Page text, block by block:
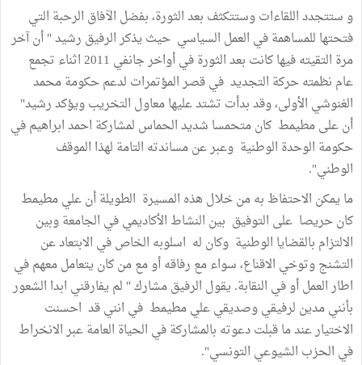
و ستتجدد اللقاءات وستتكثف بعد الثورة، بفضل الآفاق الرحبة التي
فتحتها للمساهمة في العمل السياسي حيث يذكر الرفيق رشيد " أن آخر
مرة التقيته فيها كانت بعد الثورة في أواخر جانفي 2011 اثناء تجمع
عام نظمته حركة التجديد في قصر المؤتمرات لدعم حكومة محمد
الغنوشي الأولى، وقد بدأت تشتد عليها معاول التخريب ويؤكد رشيد"
أن على مطيمط كان متحمسا شديد الحماس لمشاركة احمد ابراهيم في
حكومة الوحدة الوطنية وعبر عن مساندته التامة لهذا الموقف
الوطني".
ما يمكن الاحتفاظ به من خلال هذه المسيرة الطويلة أن علي مطيمط
كان حريصا على التوفيق بين النشاط الأكاديمي في الجامعة وبين
الالتزام بالقضايا الوطنية وكان له اسلوبه الخاص في الابتعاد عن
التشنج وتوخي الاقناع، سواء مع رفاقه أو مع من كان يتعامل معهم في
اطار العمل أو في النقابة. يقول الرفيق مشارك " لم يفارقني ابدا الشعور
بأنني مدين لرفيقي وصديقي علي مطيمط في انني قد احسنت
الاختيار عند ما قبلت دعوته بالمشاركة في الحياة العامة عبر الانخراط
في الحزب الشيوعي التونسي".